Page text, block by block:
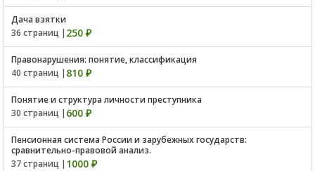
Дача взятки
36 страниц | 250 ₽
Правонарушения: понятие, классификация
40 страниц | 810 ₽
Понятие и структура личности преступника
30 страниц | 600 ₽
Пенсионная система России и зарубежных государств:
сравнительно-правовой анализ.
37 страниц | 1000 ₽